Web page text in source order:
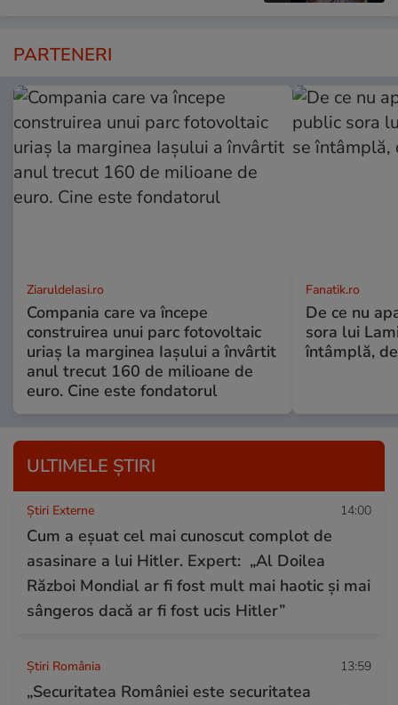
PARTENERI
ZiaruldeIasi.ro
Compania care va începe
construirea unui parc fotovoltaic
uriaș la marginea Iașului a învârtit
anul trecut 160 de milioane de
euro. Cine este fondatorul
Fanatik.ro
De ce nu
sora lui
întâmplă,
ULTIMELE ȘTIRI
Știri Externe 14:00
Cum a eșuat cel mai cunoscut complot de
asasinare a lui Hitler. Expert: „Al Doilea
Război Mondial ar fi fost mult mai haotic și mai
sângeros dacă ar fi fost ucis Hitler”
Știri România 13:59
„Securitatea României este securitatea